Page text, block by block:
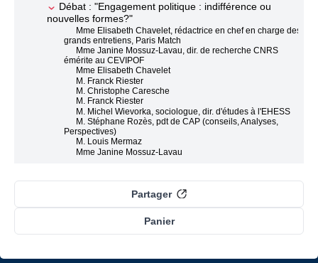
Débat : "Engagement politique : indifférence ou
nouvelles formes?"
Mme Elisabeth Chavelet, rédactrice en chef en charge des
grands entretiens, Paris Match
Mme Janine Mossuz-Lavau, dir. de recherche CNRS
émérite au CEVIPOF
Mme Elisabeth Chavelet
M. Franck Riester
M. Christophe Caresche
M. Franck Riester
M. Michel Wievorka, sociologue, dir. d'études à l'EHESS
M. Stéphane Rozès, pdt de CAP (conseils, Analyses,
Perspectives)
M. Louis Mermaz
Mme Janine Mossuz-Lavau
M. Franck Riester
Mme Elisabeth Chavelet
M. Michel WievorkaPanier
Partager